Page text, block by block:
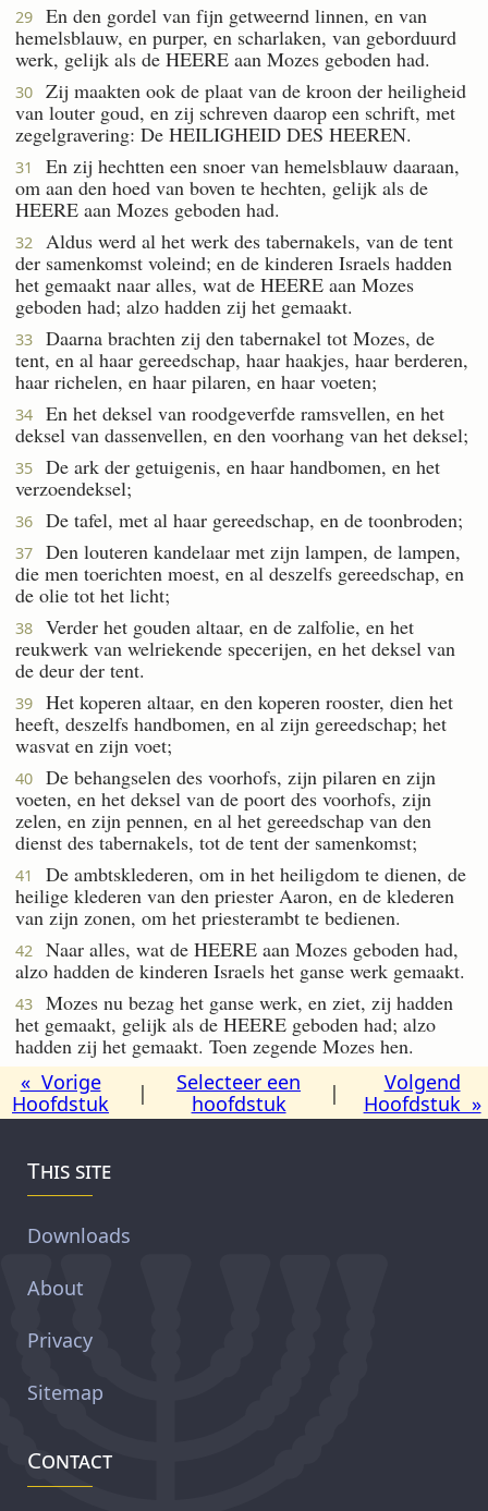
29
En den gordel van fijn getweernd linnen, en van
hemelsblauw, en purper, en scharlaken, van geborduurd
werk, gelijk als de HEERE aan Mozes geboden had.
30
Zij maakten ook de plaat van de kroon der heiligheid
van louter goud, en zij schreven daarop een schrift, met
zegelgravering: De HEILIGHEID DES HEEREN.
31
En zij hechtten een snoer van hemelsblauw daaraan,
om aan den hoed van boven te hechten, gelijk als de
HEERE aan Mozes geboden had.
32
Aldus werd al het werk des tabernakels, van de tent
der samenkomst voleind; en de kinderen Israels hadden
het gemaakt naar alles, wat de HEERE aan Mozes
geboden had; alzo hadden zij het gemaakt.
33
Daarna brachten zij den tabernakel tot Mozes, de
tent, en al haar gereedschap, haar haakjes, haar berderen,
haar richelen, en haar pilaren, en haar voeten;
34
En het deksel van roodgeverfde ramsvellen, en het
deksel van dassenvellen, en den voorhang van het deksel;
35
De ark der getuigenis, en haar handbomen, en het
verzoendeksel;
36 De tafel, met al haar gereedschap, en de toonbroden;
37
Den louteren kandelaar met zijn lampen, de lampen,
die men toerichten moest, en al deszelfs gereedschap, en
de olie tot het licht;
38
Verder het gouden altaar, en de zalfolie, en het
reukwerk van welriekende specerijen, en het deksel van
de deur der tent.
39
Het koperen altaar, en den koperen rooster, dien het
heeft, deszelfs handbomen, en al zijn gereedschap; het
wasvat en zijn voet;
40
De behangselen des voorhofs, zijn pilaren en zijn
voeten, en het deksel van de poort des voorhofs, zijn
zelen, en zijn pennen, en al het gereedschap van den
dienst des tabernakels, tot de tent der samenkomst;
41
De ambtsklederen, om in het heiligdom te dienen, de
heilige klederen van den priester Aaron, en de klederen
van zijn zonen, om het priesterambt te bedienen.
42
Naar alles, wat de HEERE aan Mozes geboden had,
alzo hadden de kinderen Israels het ganse werk gemaakt.
43
Mozes nu bezag het ganse werk, en ziet, zij hadden
het gemaakt, gelijk als de HEERE geboden had; alzo
hadden zij het gemaakt. Toen zegende Mozes hen.
« Vorige
Hoofdstuk
|
Selecteer een
hoofdstuk
|
Volgend
Hoofdstuk »
This site
Downloads
About
Privacy
Sitemap
Contact